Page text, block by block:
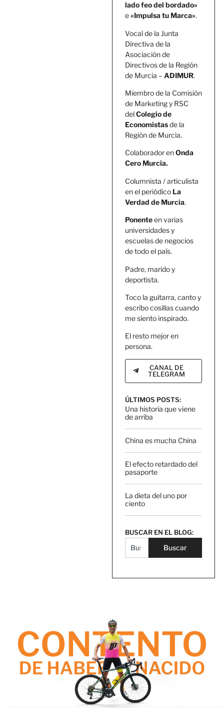
lado feo del bordado»
e«Impulsa tu Marca».
Vocal de la Junta
Directiva de la
Asociación de
Directivos de la Región
de Murcia – ADIMUR.
Miembro de la Comisión
de Marketing y RSC
delColegio de
Economistasde la
Región de Murcia.
Colaborador enOnda
Cero Murcia.
Columnista / articulista
en el periódico La
Verdad de Murcia.
Ponenteen varias
universidades y
escuelas de negocios
de todo el país.
Padre, marido y
deportista.
Toco la guitarra, canto y
escribo cosillas cuando
me siento inspirado.
El resto mejor en
persona.
CANAL DE
TELEGRAM
ÚLTIMOS POSTS:
Una historia que viene
de arriba
China es mucha China
El efecto retardado del
pasaporte
La dieta del uno por
ciento
BUSCAR EN EL BLOG:
Buscar